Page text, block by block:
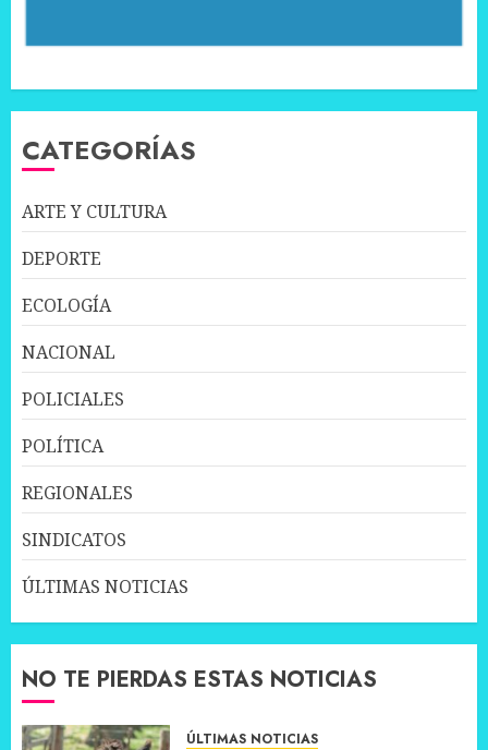
CATEGORÍAS
ARTE Y CULTURA
DEPORTE
ECOLOGÍA
NACIONAL
POLICIALES
POLÍTICA
REGIONALES
SINDICATOS
ÚLTIMAS NOTICIAS
NO TE PIERDAS ESTAS NOTICIAS
ÚLTIMAS NOTICIAS